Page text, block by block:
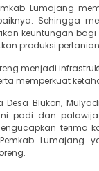
Lumajang
Sehingga
keuntungan
produksi
menjadi
memperkuat
Desa Blukon,
padi dan
terima
Lumajang